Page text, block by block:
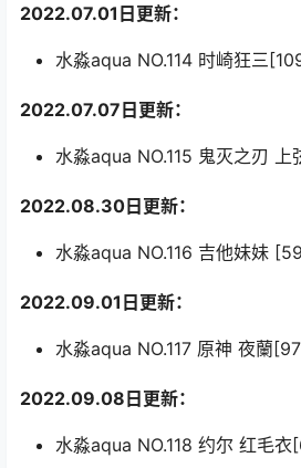
2022.07.01日更新：
水淼aqua NO.114 时崎狂三
2022.07.07日更新：
水淼aqua NO.115 鬼灭之刃
2022.08.30日更新：
水淼aqua NO.116 吉他妹妹
2022.09.01日更新：
水淼aqua NO.117 原神 夜蘭
2022.09.08日更新：
水淼aqua NO.118 约尔 红毛